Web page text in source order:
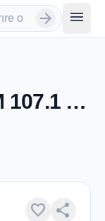
arrow_forward menu
BBN Chile - FM 107.1 - Ovalle
favorite share